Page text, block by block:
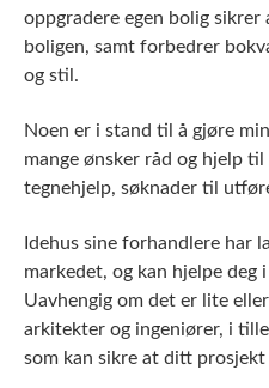
oppgradere egen bolig
boligen, samt forbedrer
og stil.
Noen er i stand til å gjøre
mange ønsker råd og hjelp
tegnehjelp, søknader til
Idehus sine forhandlere har
markedet, og kan hjelpe deg
Uavhengig om det er lite
arkitekter og ingeniører, i
som kan sikre at ditt